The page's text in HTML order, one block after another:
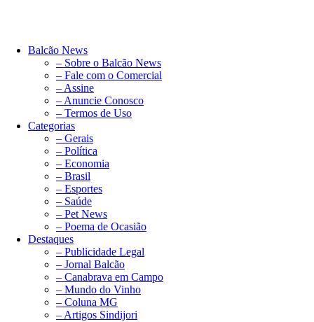
Balcão News
– Sobre o Balcão News
– Fale com o Comercial
– Assine
– Anuncie Conosco
– Termos de Uso
Categorias
– Gerais
– Política
– Economia
– Brasil
– Esportes
– Saúde
– Pet News
– Poema de Ocasião
Destaques
– Publicidade Legal
– Jornal Balcão
– Canabrava em Campo
– Mundo do Vinho
– Coluna MG
– Artigos Sindijori